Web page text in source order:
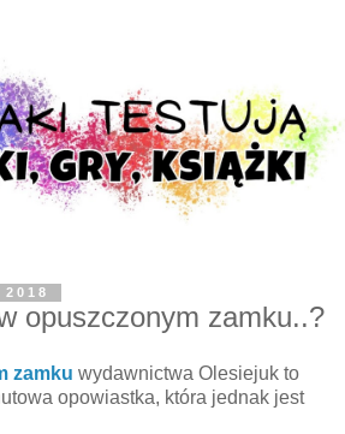
opuszczonym zamku..?
zamku wydawnictwa Olesiejuk to
opowiastka, która jednak jest